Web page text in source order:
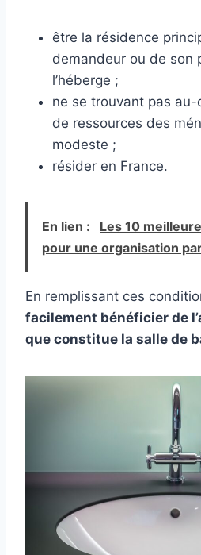
être la résidence
demandeur ou de son
l’héberge ;
ne se trouvant pas
de ressources des
modeste ;
résider en France.
En lien :
Les 10
pour une organisation
En remplissant ces
facilement bénéficier de
que constitue la salle de